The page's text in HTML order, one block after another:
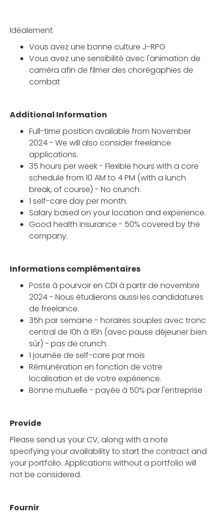
Idéalement
Vous avez une bonne culture J-RPG
Vous avez une sensibilité avec l'animation de
caméra afin de filmer des chorégaphies de
combat
Additional Information
Full-time position available from November
2024 - We will also consider freelance
applications.
35 hours per week - Flexible hours with a core
schedule from 10 AM to 4 PM (with a lunch
break, of course) - No crunch.
1 self-care day per month.
Salary based on your location and experience.
Good health insurance - 50% covered by the
company.
Informations complémentaires
Poste à pourvoir en CDI à partir de novembre
2024 - Nous étudierons aussi les candidatures
de freelance.
35h par semaine - horaires souples avec tronc
central de 10h à 16h (avec pause déjeuner bien
sûr) - pas de crunch.
1 journée de self-care par mois
Rémunération en fonction de votre
localisation et de votre expérience.
Bonne mutuelle - payée à 50% par l'entreprise
Provide
Please send us your CV, along with a note
specifying your availability to start the contract and
your portfolio. Applications without a portfolio will
not be considered.
Fournir